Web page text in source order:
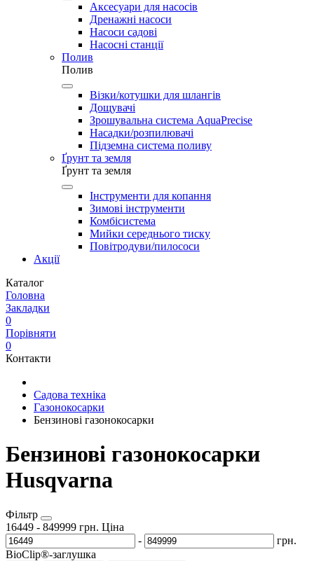
Аксесуари для насосів
Дренажні насоси
Насоси садові
Насосні станції
Полив
Полив
Візки/котушки для шлангів
Дощувачі
Зрошувальна система AquaPrecise
Насадки/розпилювачі
Підземна система поливу
Ґрунт та земля
Ґрунт та земля
Інструменти для копання
Зимові інструменти
Комбісистема
Мийки середнього тиску
Повітродуви/пилососи
Акції
Каталог
Головна
Закладки
0
Порівняти
0
Контакти
Садова техніка
Газонокосарки
Бензинові газонокосарки
Бензинові газонокосарки
Husqvarna
Фільтр
16449 - 849999 грн. Ціна
-
грн.
BioClip®-заглушка